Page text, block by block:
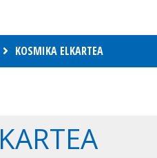
KOSMIKA ELKARTEA